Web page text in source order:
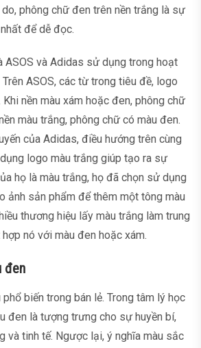
phông chữ đen trên nền trắng là sự
để dễ đọc.
ASOS và Adidas sử dụng trong hoạt
ASOS, các từ trong tiêu đề, logo
Khi nền màu xám hoặc đen, phông chữ
màu trắng, phông chữ có màu đen.
của Adidas, điều hướng trên cùng
logo màu trắng giúp tạo ra sự
họ là màu trắng, họ đã chọn sử dụng
ảnh sản phẩm để thêm một tông màu
thương hiệu lấy màu trắng làm trung
nó với màu đen hoặc xám.
đen
biến trong bán lẻ. Trong tâm lý học
đen là tượng trưng cho sự huyền bí,
và tinh tế. Ngược lại, ý nghĩa màu sắc